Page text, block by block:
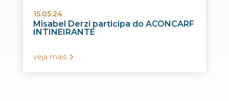
15.05.24
Misabel Derzi participa do ACONCARF
INTINEIRANTE
veja mais